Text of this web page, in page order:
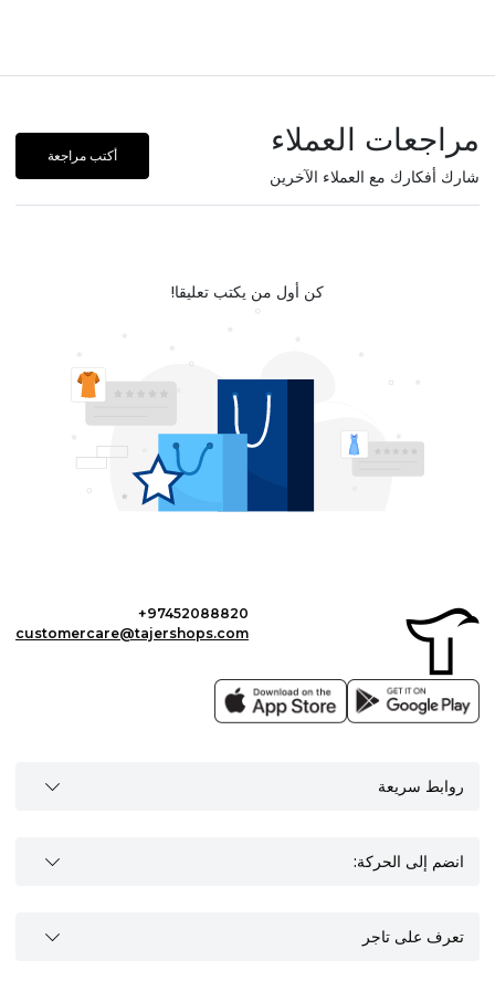
مراجعات العملاء
شارك أفكارك مع العملاء الآخرين
أكتب مراجعة
كن أول من يكتب تعليقا!
+97452088820
customercare@tajershops.com
روابط سريعة
انضم إلى الحركة:
تعرف على تاجر